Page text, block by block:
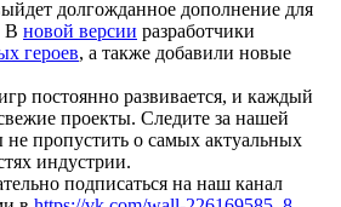
долгожданное дополнение для
В новой версии разработчики
героев, а также добавили новые
постоянно развивается, и каждый
проекты. Следите за нашей
не пропустить о самых актуальных
индустрии.
подписаться на наш канал